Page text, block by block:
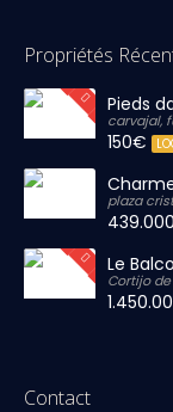
Propriétés
Pieds
carvajal,
150€
plaza
Le
Cortijo de
Contact